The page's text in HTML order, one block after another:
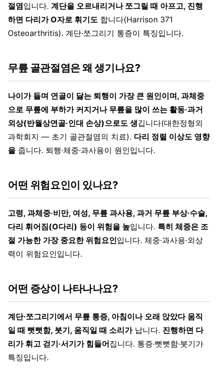
절염입니다. 계단을 오르내리거나 쪼그릴 때 아프고, 진행
하면 다리가 O자로 휘기도 합니다(Harrison 371
Osteoarthritis). 계단·쪼그리기 통증이 특징입니다.
무릎 골관절염은 왜 생기나요?
나이가 들며 연골이 닳는 퇴행이 가장 큰 원인이며, 과체중
으로 무릎에 부하가 커지거나 무릎을 많이 쓰는 활동·과거
외상(반월상연골·인대 손상)으로도 생깁니다(대한정형외
과학회지 — 초기 골관절염의 치료). 다리 정렬 이상도 영향
을 줍니다. 퇴행·체중·과사용이 원인입니다.
어떤 위험요인이 있나요?
고령, 과체중·비만, 여성, 무릎 과사용, 과거 무릎 부상·수술,
다리 휘어짐(O다리) 등이 위험을 높입니다. 특히 체중은 조
절 가능한 가장 중요한 위험요인입니다. 체중·과사용·외상
력이 위험요인입니다.
어떤 증상이 나타나나요?
계단·쪼그리기에서 무릎 통증, 아침이나 오래 앉았다 움직
일 때 뻣뻣함, 붓기, 움직일 때 소리가납니다. 진행하면 다
리가 휘고 걷기·서기가 힘들어집니다. 통증·뻣뻣함·붓기가
특징입니다.